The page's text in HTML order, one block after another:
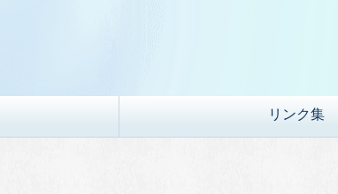
リンク集